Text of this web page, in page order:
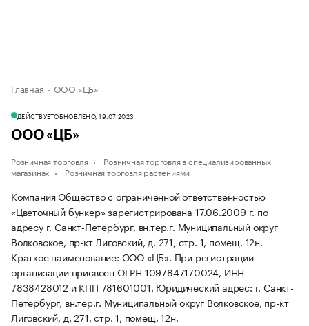
Главная ООО «ЦБ»
ДЕЙСТВУЕТОБНОВЛЕНО, 19.07.2023
ООО «ЦБ»
Розничная торговля
Розничная торговля в специализированных
магазинах
Розничная торговля растениями
Компания Общество с ограниченной ответственностью
«Цветочный бункер» зарегистрирована 17.06.2009 г. по
адресу г. Санкт-Петербург, вн.тер.г. Муниципальный округ
Волковское, пр-кт Лиговский, д. 271, стр. 1, помещ. 12н.
Краткое наименование: ООО «ЦБ». При регистрации
организации присвоен ОГРН 1097847170024, ИНН
7838428012 и КПП 781601001. Юридический адрес: г. Санкт-
Петербург, вн.тер.г. Муниципальный округ Волковское, пр-кт
Лиговский, д. 271, стр. 1, помещ. 12н.